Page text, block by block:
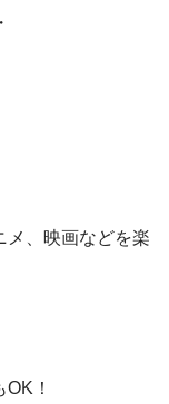
メ、映画などを楽
！